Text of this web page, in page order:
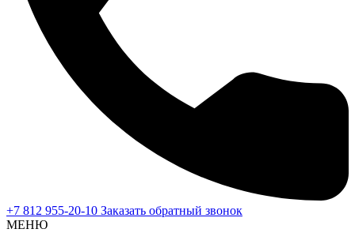
+7 812 955-20-10 Заказать обратный звонок
МЕНЮ